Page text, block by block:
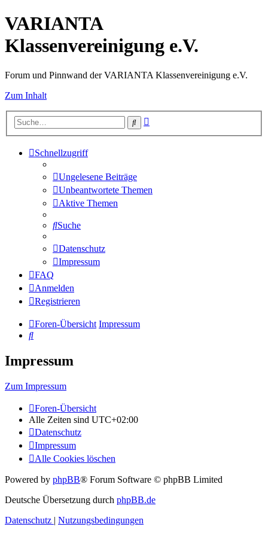
VARIANTA
Klassenvereinigung e.V.
Forum und Pinnwand der VARIANTA Klassenvereinigung e.V.
Zum Inhalt
Suche
Schnellzugriff
Ungelesene Beiträge
Unbeantwortete Themen
Aktive Themen
Suche
Datenschutz
Impressum
FAQ
Anmelden
Registrieren
Foren-Übersicht Impressum
Suche
Impressum
Zum Impressum
Foren-Übersicht
Alle Zeiten sind UTC+02:00
Datenschutz
Impressum
Alle Cookies löschen
Powered by phpBB® Forum Software © phpBB Limited
Deutsche Übersetzung durch phpBB.de
Datenschutz | Nutzungsbedingungen